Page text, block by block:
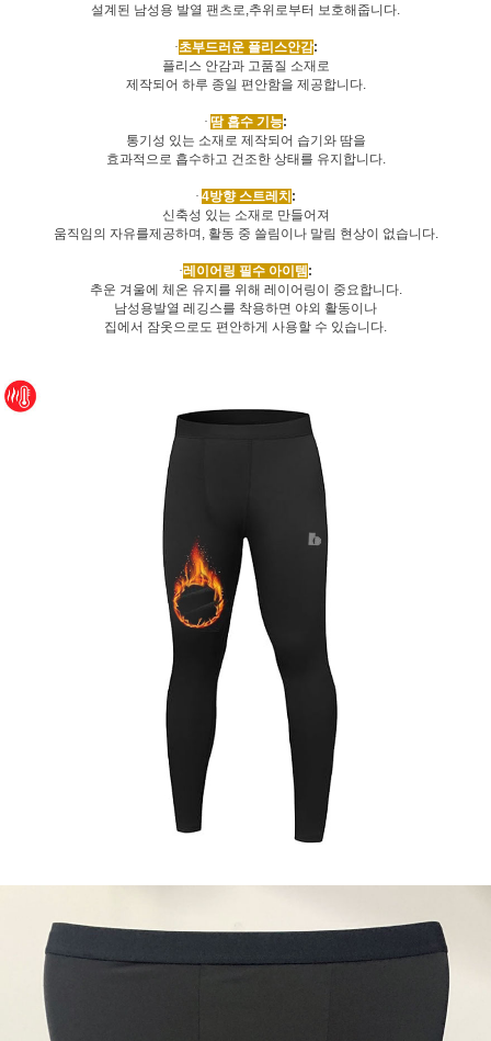
이코 라이프 하
설계된 남성용 발열 팬츠로 추위로부터 보호해줍니다
·초부드러운 플리스안감:
플리스 안감과 고품질 소재로
제작되어 하루 종일 편안함을 제공합니다.
· 땀 흡수 기능:
통기성 있는 소재로 제작되어 습기와 땀을
효과적으로 흡수하고 건조한 상태를 유지합니다.
· 4방향 스트레치:
신축성 있는 소재로 만들어져
움직임의 자유를제공하며 활동 중 쓸림이나 말림 현상이 없습니다.
·레이어링 필수 아이템:
추운 겨울에 체온 유지를 위해 레이어링이 중요합니다.
남성용발열 레깅스를 착용하면 야외 활동이나
집에서 잠옷으로도 편안하게 사용할 수 있습니다